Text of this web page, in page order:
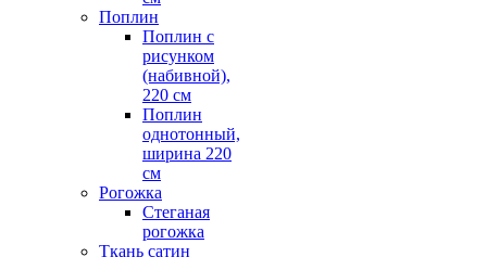
Поплин
Поплин с
рисунком
(набивной),
220 см
Поплин
однотонный,
ширина 220
см
Рогожка
Стеганая
рогожка
Ткань сатин